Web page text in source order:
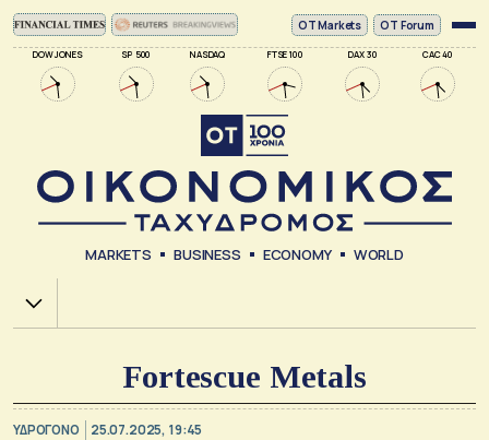
DOW JONES SP 500 NASDAQ FTSE 100 DAX 30 CAC 40
ΟΤ Markets OT Forum
MARKETS BUSINESS ECONOMY WORLD
Χ.Α.
Fortescue Metals
ΥΔΡΟΓΟΝΟ 25.07.2025, 19:45